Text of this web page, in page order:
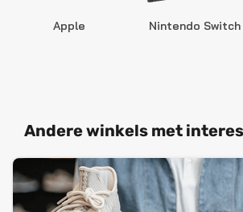
Apple Nintendo Switch
Andere winkels met